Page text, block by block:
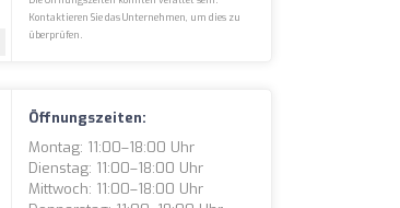
Kontaktieren Sie das Unternehmen, um dies zu
überprüfen.
Öffnungszeiten:
Montag: 11:00–18:00 Uhr
Dienstag: 11:00–18:00 Uhr
Mittwoch: 11:00–18:00 Uhr